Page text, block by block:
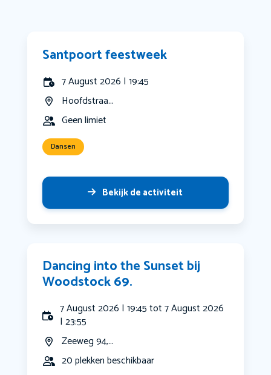
Santpoort feestweek
7 August 2026 | 19:45
Hoofdstraa...
Geen limiet
Dansen
Bekijk de activiteit
Dancing into the Sunset bij
Woodstock 69.
7 August 2026 | 19:45 tot 7 August 2026
| 23:55
Zeeweg 94,...
20 plekken beschikbaar